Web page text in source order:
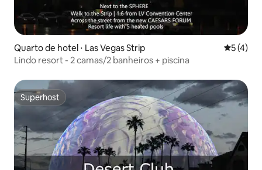
Quarto de hotel ⋅ Las Vegas Strip 5 de
5 (4)
Lindo resort - 2 camas/2 banheiros + piscina
Superhost
Superhost